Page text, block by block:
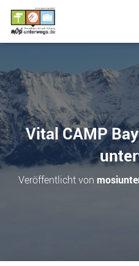
Vital CAMP
Veröffentlicht von